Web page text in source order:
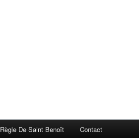
Règle De Saint Benoît Contact